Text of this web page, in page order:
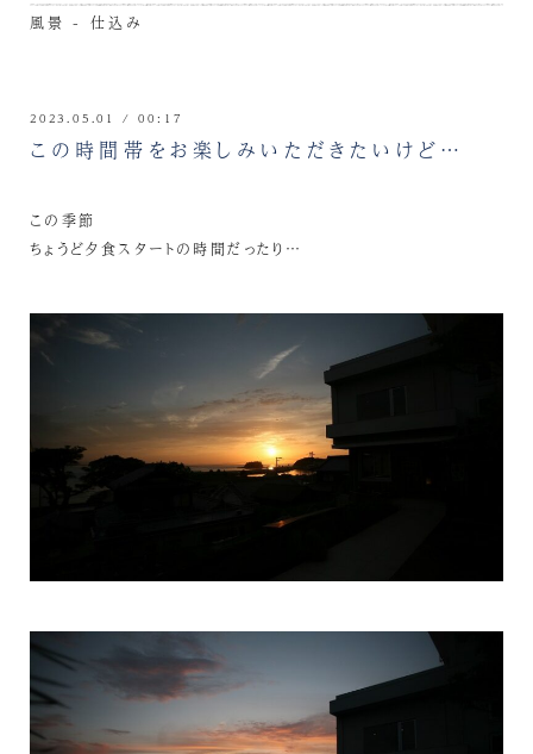
風景 - 仕込み
2023.05.01 / 00:17
この時間帯をお楽しみいただきたいけど…
この季節
ちょうど夕食スタートの時間だったり…